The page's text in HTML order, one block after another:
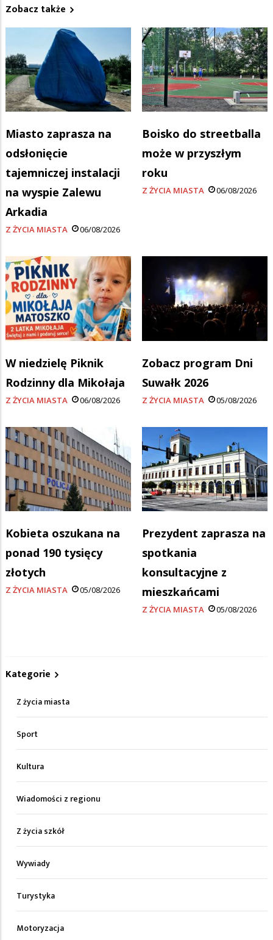
Zobacz także
Miasto zaprasza na
odsłonięcie
tajemniczej instalacji
na wyspie Zalewu
Arkadia
Z ŻYCIA MIASTA 06/08/2026
Boisko do streetballa
może w przyszłym
roku
Z ŻYCIA MIASTA 06/08/2026
W niedzielę Piknik
Rodzinny dla Mikołaja
Z ŻYCIA MIASTA 06/08/2026
Zobacz program Dni
Suwałk 2026
Z ŻYCIA MIASTA 05/08/2026
Kobieta oszukana na
ponad 190 tysięcy
złotych
Z ŻYCIA MIASTA 05/08/2026
Prezydent zaprasza na
spotkania
konsultacyjne z
mieszkańcami
Z ŻYCIA MIASTA 05/08/2026
Kategorie
Z życia miasta
Sport
Kultura
Wiadomości z regionu
Z życia szkół
Wywiady
Turystyka
Motoryzacja